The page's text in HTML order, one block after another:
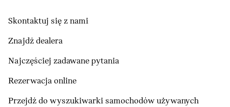
Skontaktuj się z nami
Znajdź dealera
Najczęściej zadawane pytania
Rezerwacja online
Przejdź do wyszukiwarki samochodów używanych